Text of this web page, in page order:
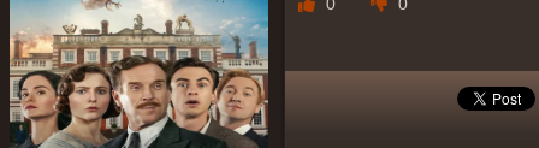
0
0